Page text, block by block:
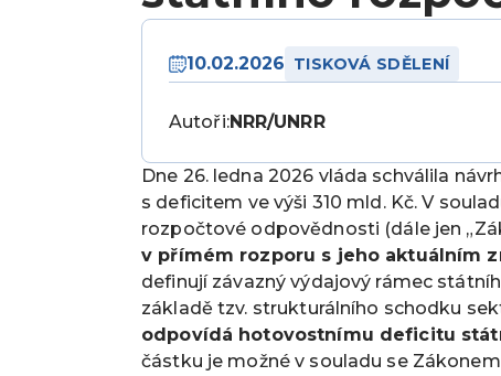
10.02.2026 TISKOVÁ SDĚLENÍ
Autoři:NRR/UNRR
Dne 26. ledna 2026 vláda schválila
s deficitem ve výši 310 mld. Kč. V
rozpočtové odpovědnosti (dále jen
v přímém rozporu s jeho aktuálním
definují závazný výdajový rámec
základě tzv. strukturálního schodku
odpovídá hotovostnímu deficitu
částku je možné v souladu se